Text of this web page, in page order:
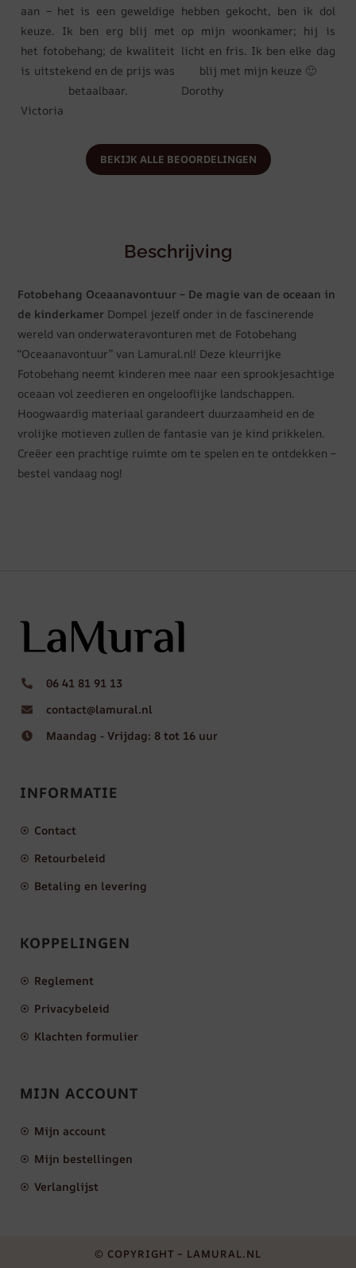
aan – het is een geweldige
keuze. Ik ben erg blij met
het fotobehang; de kwaliteit
is uitstekend en de prijs was
betaalbaar.
Victoria
hebben gekocht, ben ik dol
op mijn woonkamer; hij is
licht en fris. Ik ben elke dag
blij met mijn keuze 🙂
Dorothy
BEKIJK ALLE BEOORDELINGEN
Beschrijving
Fotobehang Oceaanavontuur – De magie van de oceaan in
de kinderkamer Dompel jezelf onder in de fascinerende
wereld van onderwateravonturen met de Fotobehang
“Oceaanavontuur” van Lamural.nl! Deze kleurrijke
Fotobehang neemt kinderen mee naar een sprookjesachtige
oceaan vol zeedieren en ongelooflijke landschappen.
Hoogwaardig materiaal garandeert duurzaamheid en de
vrolijke motieven zullen de fantasie van je kind prikkelen.
Creëer een prachtige ruimte om te spelen en te ontdekken –
bestel vandaag nog!
06 41 81 91 13
contact@lamural.nl
Maandag - Vrijdag: 8 tot 16 uur
INFORMATIE
Contact
Retourbeleid
Betaling en levering
KOPPELINGEN
Reglement
Privacybeleid
Klachten formulier
MIJN ACCOUNT
Mijn account
Mijn bestellingen
Verlanglijst
© COPYRIGHT – LAMURAL.NL